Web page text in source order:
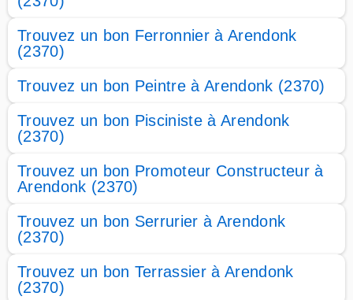
Trouvez un bon Ferronnier à Arendonk
(2370)
Trouvez un bon Peintre à Arendonk (2370)
Trouvez un bon Pisciniste à Arendonk
(2370)
Trouvez un bon Promoteur Constructeur à
Arendonk (2370)
Trouvez un bon Serrurier à Arendonk
(2370)
Trouvez un bon Terrassier à Arendonk
(2370)